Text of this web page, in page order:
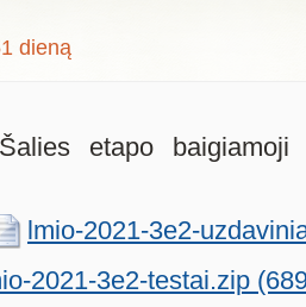
dieną
Šalies etapo
lmio-2021-3e2-
2021-3e2-testai.zip